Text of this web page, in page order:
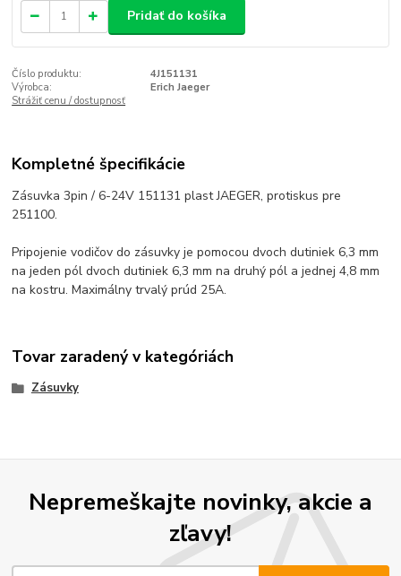
Pridať do košíka
Číslo produktu:
4J151131
Výrobca:
Erich Jaeger
Strážiť cenu / dostupnosť
Kompletné špecifikácie
Zásuvka 3pin / 6-24V 151131 plast JAEGER, protiskus pre
251100.
Pripojenie vodičov do zásuvky je pomocou dvoch dutiniek 6,3 mm
na jeden pól dvoch dutiniek 6,3 mm na druhý pól a jednej 4,8 mm
na kostru. Maximálny trvalý prúd 25A.
Tovar zaradený v kategóriách
Zásuvky
Nepremeškajte novinky, akcie a
zľavy!